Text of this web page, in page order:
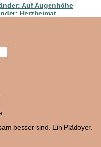
Auf Augenhöhe
Herzheimat
besser sind. Ein Plädoyer.